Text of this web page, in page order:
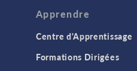
Apprendre
Centre d'Apprentissage
Formations Dirigées